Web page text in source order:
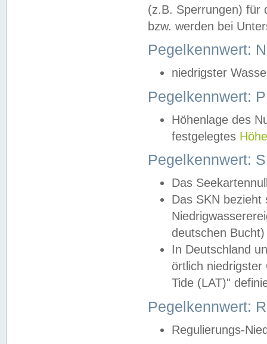
(z.B. Sperrungen) für
bzw. werden bei
Pegelkennwert:
niedrigster
Pegelkennwert:
Höhenlage des
festgelegtes
Pegelkennwert:
Das
Das SKN
deutschen
In Deutschland
örtlich
Tide (LAT)"
Pegelkennwert:
Regulierungs-